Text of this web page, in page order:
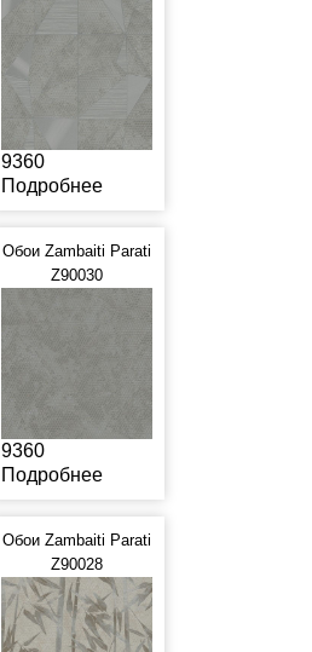
9360
Подробнее
Обои Zambaiti Parati
Z90030
9360
Подробнее
Обои Zambaiti Parati
Z90028